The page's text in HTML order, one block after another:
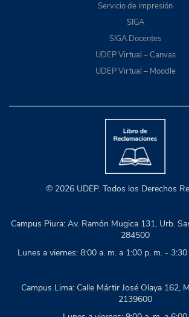
Servicio de impresión
SIGA
SIGA Docentes
UDEP Virtual – Canvas
UDEP Virtual – Moodle
© 2026 UDEP. Todos los Derechos
Campus Piura: Av. Ramón Mugica 131, Urb.
284500
Lunes a viernes: 8:00 a. m. a 1:00 p. m. -
Campus Lima: Calle Mártir José Olaya 162,
2139600